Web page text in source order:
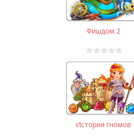
Фишдом 2
История гномов